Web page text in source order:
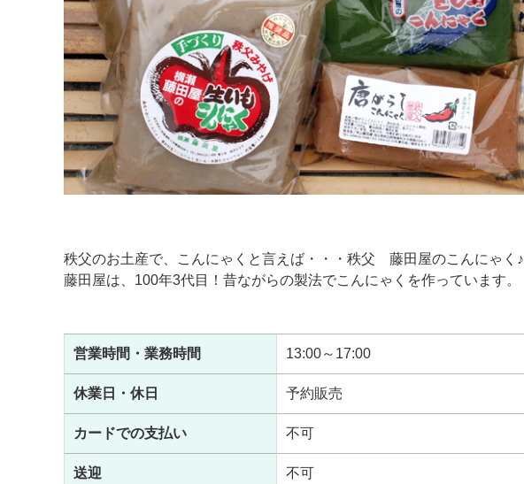
秩父のお土産で、こんにゃくと言えば・・・秩父 藤田屋のこんにゃく♪
藤田屋は、100年3代目！昔ながらの製法でこんにゃくを作っています。
営業時間・業務時間 13:00～17:00
休業日・休日 予約販売
カードでの支払い 不可
送迎 不可